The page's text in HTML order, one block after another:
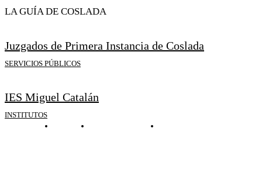
LA GUÍA DE COSLADA
Juzgados de Primera Instancia de Coslada
SERVICIOS PÚBLICOS
IES Miguel Catalán
INSTITUTOS
Contacto
Política de cookies